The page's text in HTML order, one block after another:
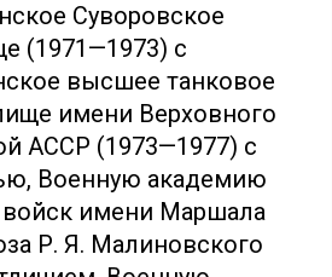
Суворовское
(1971—1973) с
высшее танковое
имени Верховного
АССР (1973—1977) с
Военную академию
имени Маршала
Р. Я. Малиновского